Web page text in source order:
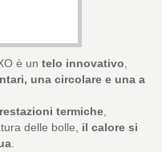
è un telo innovativo
una circolare e una a
termiche
delle bolle, il calore si